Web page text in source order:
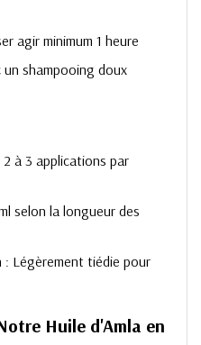
agir minimum 1 heure
un shampooing doux
2 à 3 applications par
selon la longueur des
: Légèrement tiédie pour
Huile d'Amla en